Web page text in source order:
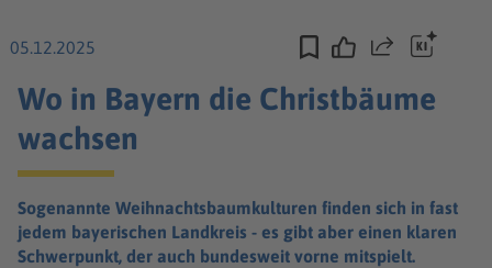
05.12.2025 Teilen
Wo in Bayern die Christbäume
wachsen
Sogenannte Weihnachtsbaumkulturen finden sich in fast
jedem bayerischen Landkreis - es gibt aber einen klaren
Schwerpunkt, der auch bundesweit vorne mitspielt.